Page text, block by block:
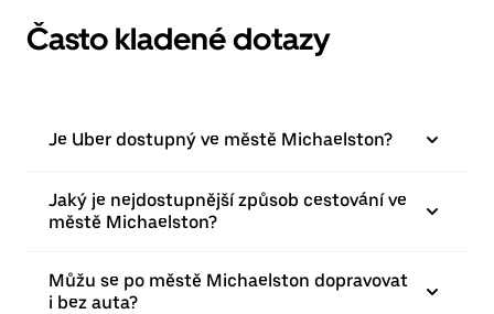
Často kladené dotazy
Je Uber dostupný ve městě Michaelston?
Jaký je nejdostupnější způsob cestování ve
městě Michaelston?
Můžu se po městě Michaelston dopravovat
i bez auta?